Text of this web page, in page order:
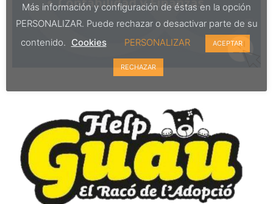
Más información y configuración de éstas en la opción
PERSONALIZAR. Puede rechazar o desactivar parte de su
contenido. Cookies PERSONALIZAR ACEPTAR
RECHAZAR